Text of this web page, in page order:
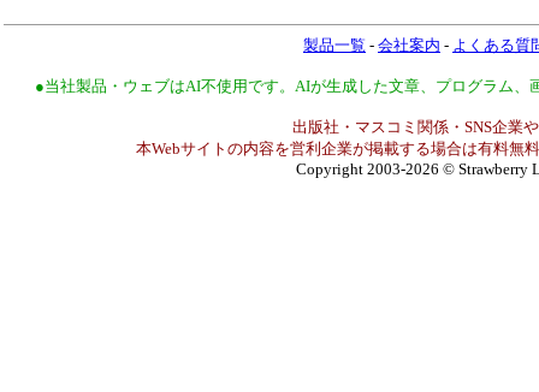
製品一覧 - 会社案内 - よくある質
●当社製品・ウェブはAI不使用です。AIが生成した文章、プログラム
出版社・マスコミ関係・SNS企業
本Webサイトの内容を営利企業が掲載する場合は有料無
Copyright 2003-2026 © Strawberry